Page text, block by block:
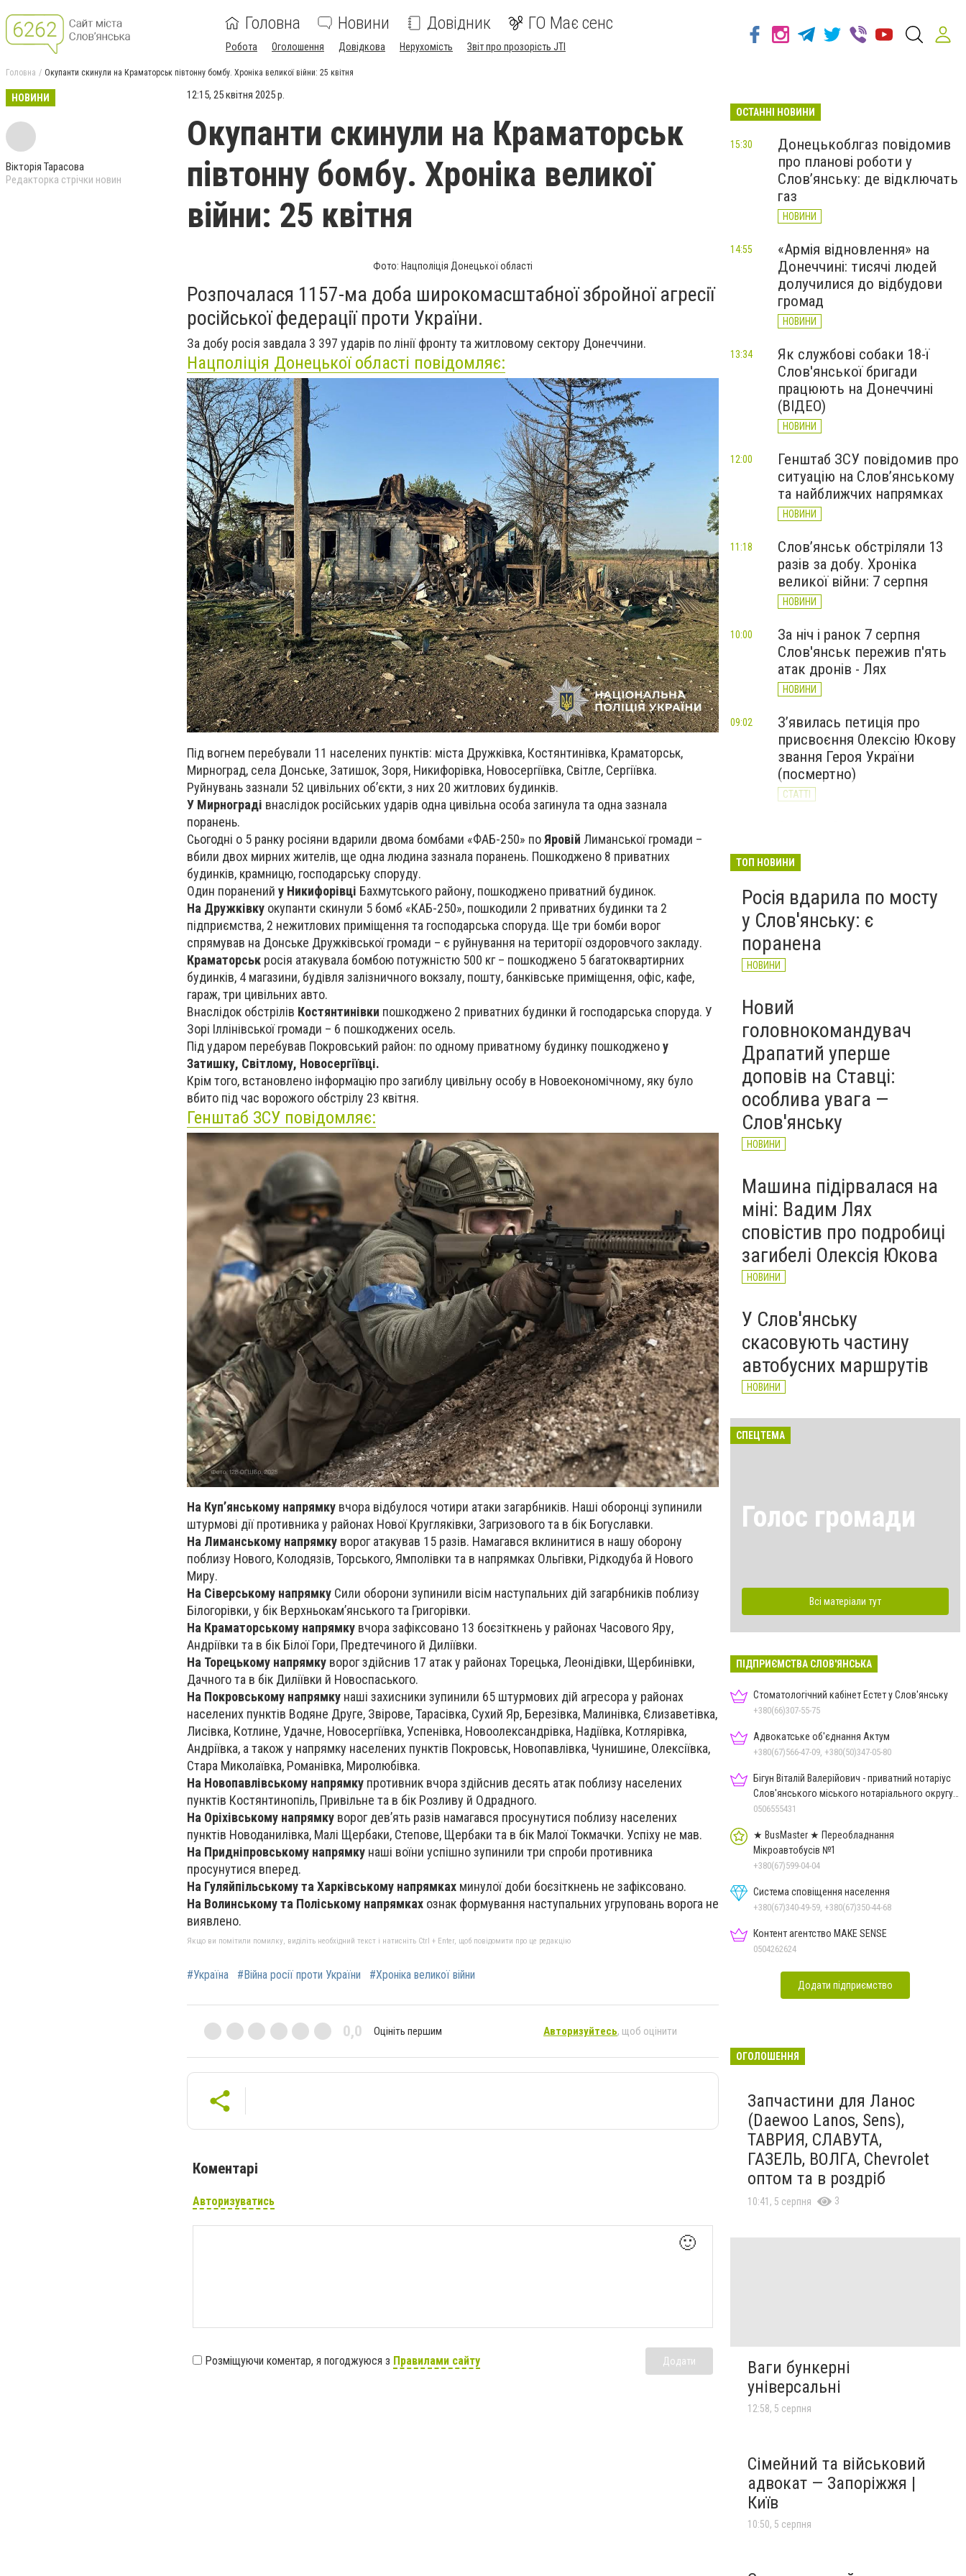
Головна Новини Довідник ГО Має сенс
Робота Оголошення Довідкова Нерухомість Звіт про прозорість JTI
Головна Окупанти скинули на Краматорськ півтонну бомбу. Хроніка великої війни: 25 квітня
НОВИНИ
Вікторія Тарасова
Редакторка стрічки новин
12:15, 25 квітня 2025 р.
Окупанти скинули на Краматорськ
півтонну бомбу. Хроніка великої
війни: 25 квітня
Фото: Нацполіція Донецької області
Розпочалася 1157-ма доба широкомасштабної збройної агресії
російської федерації проти України.
За добу росія завдала 3 397 ударів по лінії фронту та житловому сектору Донеччини.
Нацполіція Донецької області повідомляє:
Під вогнем перебували 11 населених пунктів: міста Дружківка, Костянтинівка, Краматорськ,
Мирноград, села Донське, Затишок, Зоря, Никифорівка, Новосергіївка, Світле, Сергіївка.
Руйнувань зазнали 52 цивільних об’єкти, з них 20 житлових будинків.
У Мирнограді внаслідок російських ударів одна цивільна особа загинула та одна зазнала
поранень.
Сьогодні о 5 ранку росіяни вдарили двома бомбами «ФАБ-250» поЯровій Лиманської громади –
вбили двох мирних жителів, ще одна людина зазнала поранень. Пошкоджено 8 приватних
будинків, крамницю, господарську споруду.
Один поранений у Никифорівці Бахмутського району, пошкоджено приватний будинок.
На Дружківку окупанти скинули 5 бомб «КАБ-250», пошкодили 2 приватних будинки та 2
підприємства, 2 нежитлових приміщення та господарська споруда. Ще три бомби ворог
спрямував на Донське Дружківської громади – є руйнування на території оздоровчого закладу.
Краматорськ росія атакувала бомбою потужністю 500 кг – пошкоджено 5 багатоквартирних
будинків, 4 магазини, будівля залізничного вокзалу, пошту, банківське приміщення, офіс, кафе,
гараж, три цивільних авто.
Внаслідок обстрілів Костянтинівки пошкоджено 2 приватних будинки й господарська споруда. У
Зорі Іллінівської громади – 6 пошкоджених осель.
Під ударом перебував Покровський район: по одному приватному будинку пошкодженоу
Затишку, Світлому, Новосергіївці.
Крім того, встановлено інформацію про загиблу цивільну особу в Новоекономічному, яку було
вбито під час ворожого обстрілу 23 квітня.
Генштаб ЗСУ повідомляє:
На Куп’янському напрямку вчора відбулося чотири атаки загарбників. Наші оборонці зупинили
штурмові дії противника у районах Нової Кругляківки, Загризового та в бік Богуславки.
На Лиманському напрямку ворог атакував 15 разів. Намагався вклинитися в нашу оборону
поблизу Нового, Колодязів, Торського, Ямполівки та в напрямках Ольгівки, Рідкодуба й Нового
Миру.
На Сіверському напрямку Сили оборони зупинили вісім наступальних дій загарбників поблизу
Білогорівки, у бік Верхньокам’янського та Григорівки.
На Краматорському напрямку вчора зафіксовано 13 боєзіткнень у районах Часового Яру,
Андріївки та в бік Білої Гори, Предтечиного й Диліївки.
На Торецькому напрямку ворог здійснив 17 атак у районах Торецька, Леонідівки, Щербинівки,
Дачного та в бік Диліївки й Новоспаського.
На Покровському напрямку наші захисники зупинили 65 штурмових дій агресора у районах
населених пунктів Водяне Друге, Звірове, Тарасівка, Сухий Яр, Березівка, Малинівка, Єлизаветівка,
Лисівка, Котлине, Удачне, Новосергіївка, Успенівка, Новоолександрівка, Надіївка, Котлярівка,
Андріївка, а також у напрямку населених пунктів Покровськ, Новопавлівка, Чунишине, Олексіївка,
Стара Миколаївка, Романівка, Миролюбівка.
На Новопавлівському напрямку противник вчора здійснив десять атак поблизу населених
пунктів Костянтинопіль, Привільне та в бік Розливу й Одрадного.
На Оріхівському напрямку ворог дев’ять разів намагався просунутися поблизу населених
пунктів Новоданилівка, Малі Щербаки, Степове, Щербаки та в бік Малої Токмачки. Успіху не мав.
На Придніпровському напрямку наші воїни успішно зупинили три спроби противника
просунутися вперед.
На Гуляйпільському та Харківському напрямках минулої доби боєзіткнень не зафіксовано.
На Волинському та Поліському напрямках ознак формування наступальних угруповань ворога не
виявлено.
Якщо ви помітили помилку, виділіть необхідний текст і натисніть Ctrl + Enter, щоб повідомити про це редакцію
#Україна #Війна росії проти України #Хроніка великої війни
0,0 Оцініть першим Авторизуйтесь, щоб оцінити
Коментарі
Авторизуватись
🙂
Розміщуючи коментар, я погоджуюся з Правилами сайту Додати
ОСТАННІ НОВИНИ
Донецькоблгаз повідомив
про планові роботи у
Слов’янську: де відключать
газ
НОВИНИ
15:30
«Армія відновлення» на
Донеччині: тисячі людей
долучилися до відбудови
громад
НОВИНИ
14:55
Як службові собаки 18-ї
Слов'янської бригади
працюють на Донеччині
(ВІДЕО)
НОВИНИ
13:34
Генштаб ЗСУ повідомив про
ситуацію на Слов’янському
та найближчих напрямках
НОВИНИ
12:00
Слов’янськ обстріляли 13
разів за добу. Хроніка
великої війни: 7 серпня
НОВИНИ
11:18
За ніч і ранок 7 серпня
Слов'янськ пережив п'ять
атак дронів - Лях
НОВИНИ
10:00
З’явилась петиція про
присвоєння Олексію Юкову
звання Героя України
(посмертно)
СТАТТІ
09:02
річний чоловік у реанімації
ТОП НОВИНИ
Росія вдарила по мосту
у Слов'янську: є
поранена
НОВИНИ
Новий
головнокомандувач
Драпатий уперше
доповів на Ставці:
особлива увага —
Слов'янську
НОВИНИ
Машина підірвалася на
міні: Вадим Лях
сповістив про подробиці
загибелі Олексія Юкова
НОВИНИ
У Слов'янську
скасовують частину
автобусних маршрутів
НОВИНИ
СПЕЦТЕМА
Голос громади
Всі матеріали тут
ПІДПРИЄМСТВА СЛОВ'ЯНСЬКА
Стоматологічний кабінет Естет у Слов'янську
+380(66)307-55-75
Адвокатське об'єднання Актум
+380(67)566-47-09, +380(50)347-05-80
Бігун Віталій Валерійович - приватний нотаріус
Слов'янського міського нотаріального округу
Дон.обл.
0506555431
★ BusMaster ★ Переобладнання
Мікроавтобусів №1
+380(67)599-04-04
Система сповіщення населення
+380(67)340-49-59, +380(67)350-44-68
Контент агентство MAKE SENSE
0504262624
Додати підприємство
ОГОЛОШЕННЯ
Запчастини для Ланос
(Daewoo Lanos, Sens),
ТАВРИЯ, СЛАВУТА,
ГАЗЕЛЬ, ВОЛГА, Chevrolet
оптом та в роздріб
10:41, 5 серпня 3
Ваги бункерні
універсальні
12:58, 5 серпня
Сімейний та військовий
адвокат — Запоріжжя |
Київ
10:50, 5 серпня